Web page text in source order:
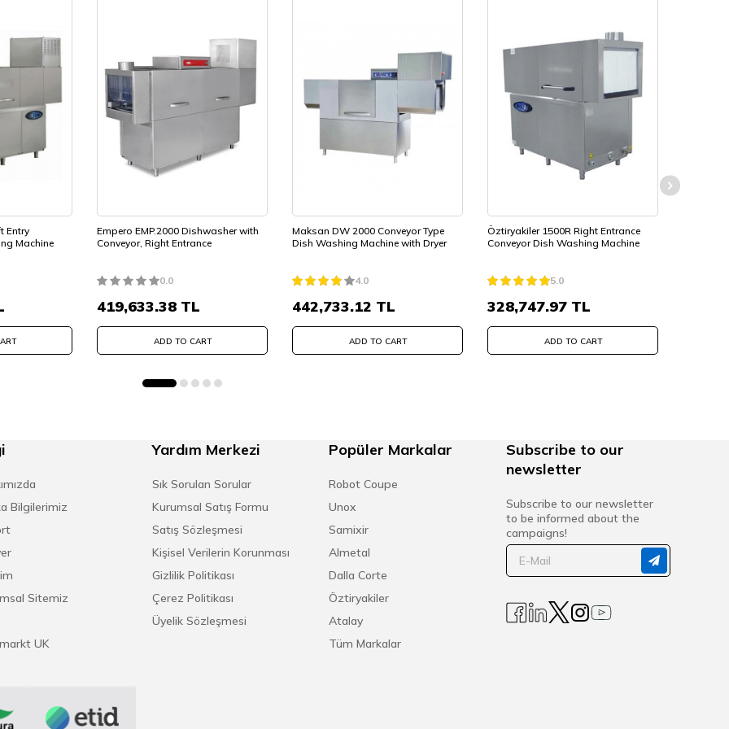
Düz bardak sepeti, 1 Düz çatal kaşık sepeti, 1 Su giriş hortumu
Entry
Machine
Empero EMP.2000 Dishwasher with
Conveyor, Right Entrance
0.0
419,633.38 TL
ADD TO CART
Maksan DW 2000 Conveyor Type
Dish Washing Machine with Dryer
4.0
442,733.12 TL
ADD TO CART
Öztiryakiler 1500R Right Entrance
Conveyor Dish Washing Machine
5.0
328,747.97 TL
ADD TO CART
Bilgilerimiz
Sitemiz
UK
Yardım Merkezi
Sık Sorulan Sorular
Kurumsal Satış Formu
Satış Sözleşmesi
Kişisel Verilerin Korunması
Gizlilik Politikası
Çerez Politikası
Üyelik Sözleşmesi
Popüler Markalar
Robot Coupe
Unox
Samixir
Almetal
Dalla Corte
Öztiryakiler
Atalay
Tüm Markalar
Subscribe to our
newsletter
Subscribe to our newsletter
to be informed about the
campaigns!